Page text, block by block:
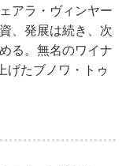
アラ・ヴィンヤー
、発展は続き、次
る。無名のワイナ
げたブノワ・トゥ